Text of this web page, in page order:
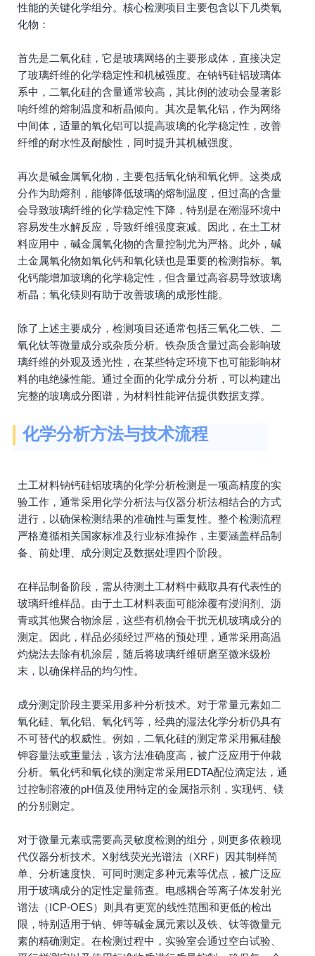
性能的关键化学组分。核心检测项目主要包含以下几类氧
化物：
首先是二氧化硅，它是玻璃网络的主要形成体，直接决定
了玻璃纤维的化学稳定性和机械强度。在钠钙硅铝玻璃体
系中，二氧化硅的含量通常较高，其比例的波动会显著影
响纤维的熔制温度和析晶倾向。其次是氧化铝，作为网络
中间体，适量的氧化铝可以提高玻璃的化学稳定性，改善
纤维的耐水性及耐酸性，同时提升其机械强度。
再次是碱金属氧化物，主要包括氧化钠和氧化钾。这类成
分作为助熔剂，能够降低玻璃的熔制温度，但过高的含量
会导致玻璃纤维的化学稳定性下降，特别是在潮湿环境中
容易发生水解反应，导致纤维强度衰减。因此，在土工材
料应用中，碱金属氧化物的含量控制尤为严格。此外，碱
土金属氧化物如氧化钙和氧化镁也是重要的检测指标。氧
化钙能增加玻璃的化学稳定性，但含量过高容易导致玻璃
析晶；氧化镁则有助于改善玻璃的成形性能。
除了上述主要成分，检测项目还通常包括三氧化二铁、二
氧化钛等微量成分或杂质分析。铁杂质含量过高会影响玻
璃纤维的外观及透光性，在某些特定环境下也可能影响材
料的电绝缘性能。通过全面的化学成分分析，可以构建出
完整的玻璃成分图谱，为材料性能评估提供数据支撑。
化学分析方法与技术流程
土工材料钠钙硅铝玻璃的化学分析检测是一项高精度的实
验工作，通常采用化学分析法与仪器分析法相结合的方式
进行，以确保检测结果的准确性与重复性。整个检测流程
严格遵循相关国家标准及行业标准操作，主要涵盖样品制
备、前处理、成分测定及数据处理四个阶段。
在样品制备阶段，需从待测土工材料中截取具有代表性的
玻璃纤维样品。由于土工材料表面可能涂覆有浸润剂、沥
青或其他聚合物涂层，这些有机物会干扰无机玻璃成分的
测定。因此，样品必须经过严格的预处理，通常采用高温
灼烧法去除有机涂层，随后将玻璃纤维研磨至微米级粉
末，以确保样品的均匀性。
成分测定阶段主要采用多种分析技术。对于常量元素如二
氧化硅、氧化铝、氧化钙等，经典的湿法化学分析仍具有
不可替代的权威性。例如，二氧化硅的测定常采用氟硅酸
钾容量法或重量法，该方法准确度高，被广泛应用于仲裁
分析。氧化钙和氧化镁的测定常采用EDTA配位滴定法，通
过控制溶液的pH值及使用特定的金属指示剂，实现钙、镁
的分别测定。
对于微量元素或需要高灵敏度检测的组分，则更多依赖现
代仪器分析技术。X射线荧光光谱法（XRF）因其制样简
单、分析速度快、可同时测定多种元素等优点，被广泛应
用于玻璃成分的定性定量筛查。电感耦合等离子体发射光
谱法（ICP-OES）则具有更宽的线性范围和更低的检出
限，特别适用于钠、钾等碱金属元素以及铁、钛等微量元
素的精确测定。在检测过程中，实验室会通过空白试验、